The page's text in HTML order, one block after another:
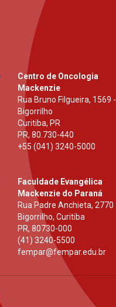
Centro de Oncologia
Mackenzie
Rua Bruno Filgueira, 1569 -
Bigorrilho
Curitiba, PR
PR,80.730-440
+55 (041) 3240-5000
Faculdade Evangélica
Mackenzie do Paraná
Rua Padre Anchieta, 2770
Bigorrilho, Curitiba
PR,80730-000
(41) 3240-5500
fempar@fempar.edu.br